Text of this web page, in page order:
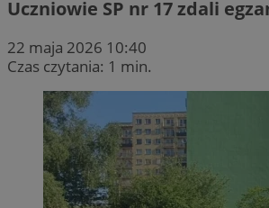
Uczniowie SP nr 17 zdali
22 maja 2026 10:40
Czas czytania: 1 min.